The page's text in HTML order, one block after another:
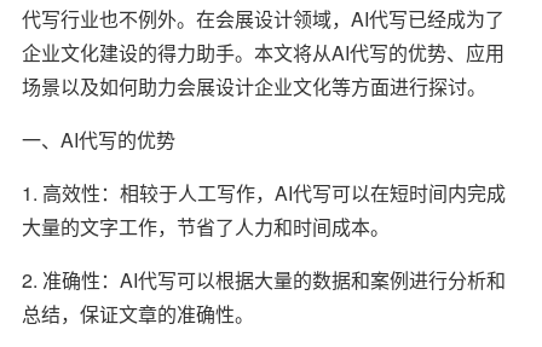
代写行业也不例外。在会展设计领域，AI代写已经成为了
企业文化建设的得力助手。本文将从AI代写的优势、应用
场景以及如何助力会展设计企业文化等方面进行探讨。
一、AI代写的优势
1. 高效性：相较于人工写作，AI代写可以在短时间内完成
大量的文字工作，节省了人力和时间成本。
2. 准确性：AI代写可以根据大量的数据和案例进行分析和
总结，保证文章的准确性。